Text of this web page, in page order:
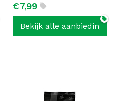
€7,99
Bekijk alle aanbiedingen